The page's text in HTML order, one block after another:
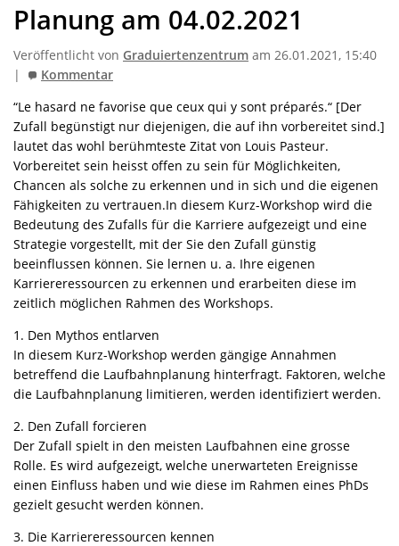
Planung am 04.02.2021
Veröffentlicht von Graduiertenzentrum am 26.01.2021, 15:40
|
Kommentar
“Le hasard ne favorise que ceux qui y sont préparés.“ [Der
Zufall begünstigt nur diejenigen, die auf ihn vorbereitet sind.]
lautet das wohl berühmteste Zitat von Louis Pasteur.
Vorbereitet sein heisst offen zu sein für Möglichkeiten,
Chancen als solche zu erkennen und in sich und die eigenen
Fähigkeiten zu vertrauen.In diesem Kurz-Workshop wird die
Bedeutung des Zufalls für die Karriere aufgezeigt und eine
Strategie vorgestellt, mit der Sie den Zufall günstig
beeinflussen können. Sie lernen u. a. Ihre eigenen
Karriereressourcen zu erkennen und erarbeiten diese im
zeitlich möglichen Rahmen des Workshops.
1. Den Mythos entlarven
In diesem Kurz-Workshop werden gängige Annahmen
betreffend die Laufbahnplanung hinterfragt. Faktoren, welche
die Laufbahnplanung limitieren, werden identifiziert werden.
2. Den Zufall forcieren
Der Zufall spielt in den meisten Laufbahnen eine grosse
Rolle. Es wird aufgezeigt, welche unerwarteten Ereignisse
einen Einfluss haben und wie diese im Rahmen eines PhDs
gezielt gesucht werden können.
3. Die Karriereressourcen kennen